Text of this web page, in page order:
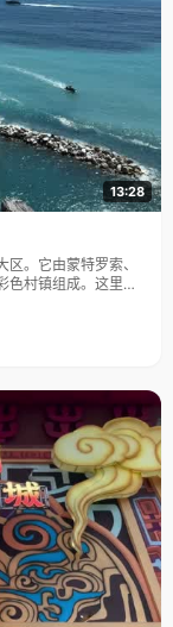
13:28
。它由蒙特罗索、
色村镇组成。这里依